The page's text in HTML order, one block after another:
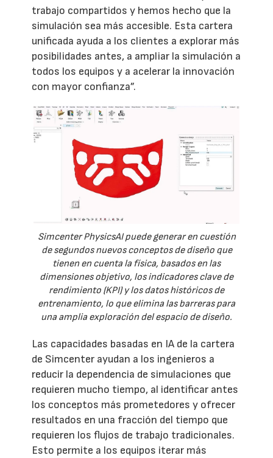
trabajo compartidos y hemos hecho que la
simulación sea más accesible. Esta cartera
unificada ayuda a los clientes a explorar más
posibilidades antes, a ampliar la simulación a
todos los equipos y a acelerar la innovación
con mayor confianza”.
Simcenter PhysicsAI puede generar en cuestión
de segundos nuevos conceptos de diseño que
tienen en cuenta la física, basados en las
dimensiones objetivo, los indicadores clave de
rendimiento (KPI) y los datos históricos de
entrenamiento, lo que elimina las barreras para
una amplia exploración del espacio de diseño.
Las capacidades basadas en IA de la cartera
de Simcenter ayudan a los ingenieros a
reducir la dependencia de simulaciones que
requieren mucho tiempo, al identificar antes
los conceptos más prometedores y ofrecer
resultados en una fracción del tiempo que
requieren los flujos de trabajo tradicionales.
Esto permite a los equipos iterar más